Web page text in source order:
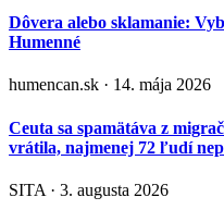
Dôvera alebo sklamanie:
Humenné
humencan.sk · 14. mája 2026
Ceuta sa spamätáva z
vrátila, najmenej 72 ľudí
SITA · 3. augusta 2026